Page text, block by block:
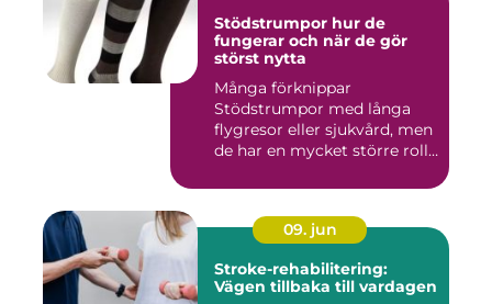
Stödstrumpor hur de
fungerar och när de gör
störst nytta
Många förknippar
Stödstrumpor med långa
flygresor eller sjukvård, men
de har en mycket större roll
09. jun
Stroke-rehabilitering:
Vägen tillbaka till vardagen